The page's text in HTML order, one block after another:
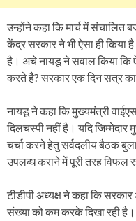
उन्होंने कहा कि मार्च में संचालित
केंद्र सरकार ने भी ऐसा ही किया
है। अचे नायडू ने सवाल किया
करते है? सरकार एक दिन सत्र
नायडू ने कहा कि मुख्यमंत्री
दिलचस्पी नहीं है। यदि जिम्मेदार
चर्चा करने हेतु सर्वदलीय बैठक
उपलब्ध कराने में पूरी तरह विफल
टीडीपी अध्यक्ष ने कहा कि
संख्या को कम करके दिखा रही